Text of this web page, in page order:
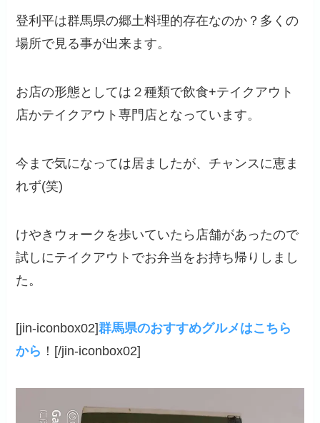
登利平は群馬県の郷土料理的存在なのか？多くの
場所で見る事が出来ます。
お店の形態としては２種類で飲食+テイクアウト
店かテイクアウト専門店となっています。
今まで気になっては居ましたが、チャンスに恵ま
れず(笑)
けやきウォークを歩いていたら店舗があったので
試しにテイクアウトでお弁当をお持ち帰りしまし
た。
[jin-iconbox02]群馬県のおすすめグルメはこちら
から ！[/jin-iconbox02]